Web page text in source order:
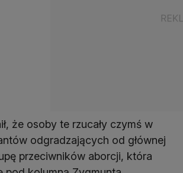
że osoby te rzucały czymś w
odgradzających od głównej
przeciwników aborcji, która